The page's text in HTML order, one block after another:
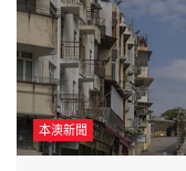
本澳新聞